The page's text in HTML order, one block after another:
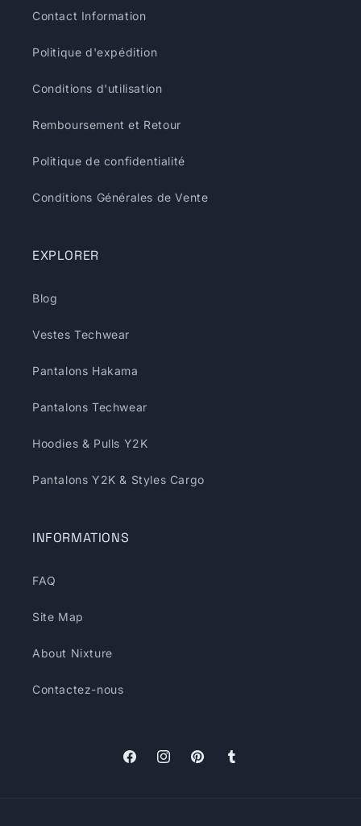
Contact Information
Politique d'expédition
Conditions d'utilisation
Remboursement et Retour
Politique de confidentialité
Conditions Générales de Vente
EXPLORER
Blog
Vestes Techwear
Pantalons Hakama
Pantalons Techwear
Hoodies & Pulls Y2K
Pantalons Y2K & Styles Cargo
INFORMATIONS
FAQ
Site Map
About Nixture
Contactez-nous
FacebookInstagramPinterestTumblr